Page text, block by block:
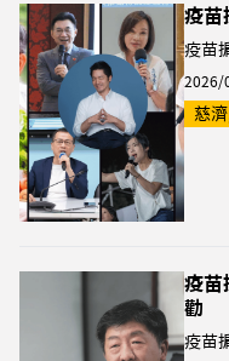
疫苗
疫苗
2026/
慈
疫苗
勸
疫苗